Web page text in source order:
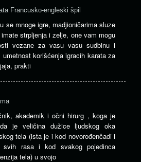
Francusko-engleski špil
se mnoge igre, madjioničarima sluze
strpljenja i zelje, one vam mogu
vezane za vasu vasu sudbinu i
korišćenja igracih karata za
prakti
akademik i očni hirurg , koga je
je veličina dužice ljudskog oka
tela (ista je i kod novorođenčadi i
rasa i kod svakog pojedinca
tela) u svojo